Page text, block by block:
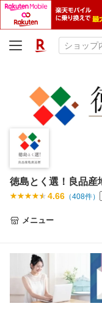
徳島とく選！良品産
4.66 （408件）
メニュー